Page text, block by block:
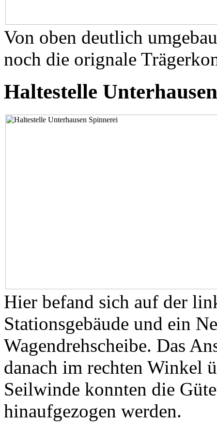
Von oben deutlich
noch die orignale
Haltestelle
Hier befand sich auf der
Stationsgebäude und ein
Wagendrehscheibe. Das
danach im rechten Winkel
Seilwinde konnten die
hinaufgezogen werden.